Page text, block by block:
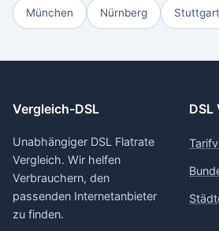
München Nürnberg Stuttgart
Vergleich-DSL
Unabhängiger DSL Flatrate
Vergleich. Wir helfen
Verbrauchern, den
passenden Internetanbieter
zu finden.
DSL